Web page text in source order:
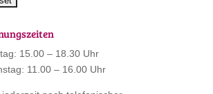
15.00 – 18.30 Uhr
11.00 – 16.00 Uhr